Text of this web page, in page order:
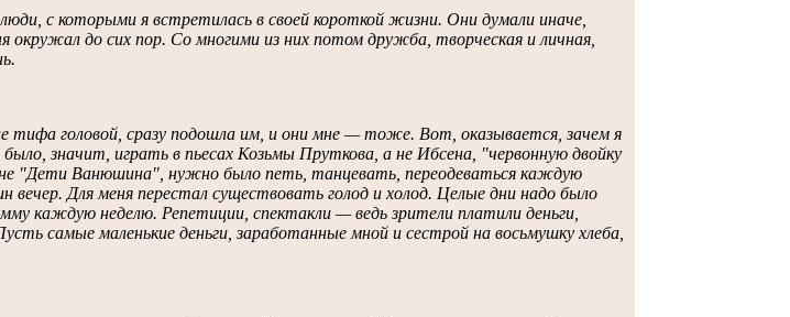
с которыми я встретилась в своей короткой жизни. Они думали иначе,
окружал до сих пор. Со многими из них потом дружба, творческая и личная,
тифа головой, сразу подошла им, и они мне — тоже. Вот, оказывается, зачем я
значит, играть в пьесах Козьмы Пруткова, а не Ибсена, "червонную двойку
не "Дети Ванюшина", нужно было петь, танцевать, переодеваться каждую
вечер. Для меня перестал существовать голод и холод. Целые дни надо было
каждую неделю. Репетиции, спектакли — ведь зрители платили деньги,
самые маленькие деньги, заработанные мной и сестрой на восьмушку хлеба,